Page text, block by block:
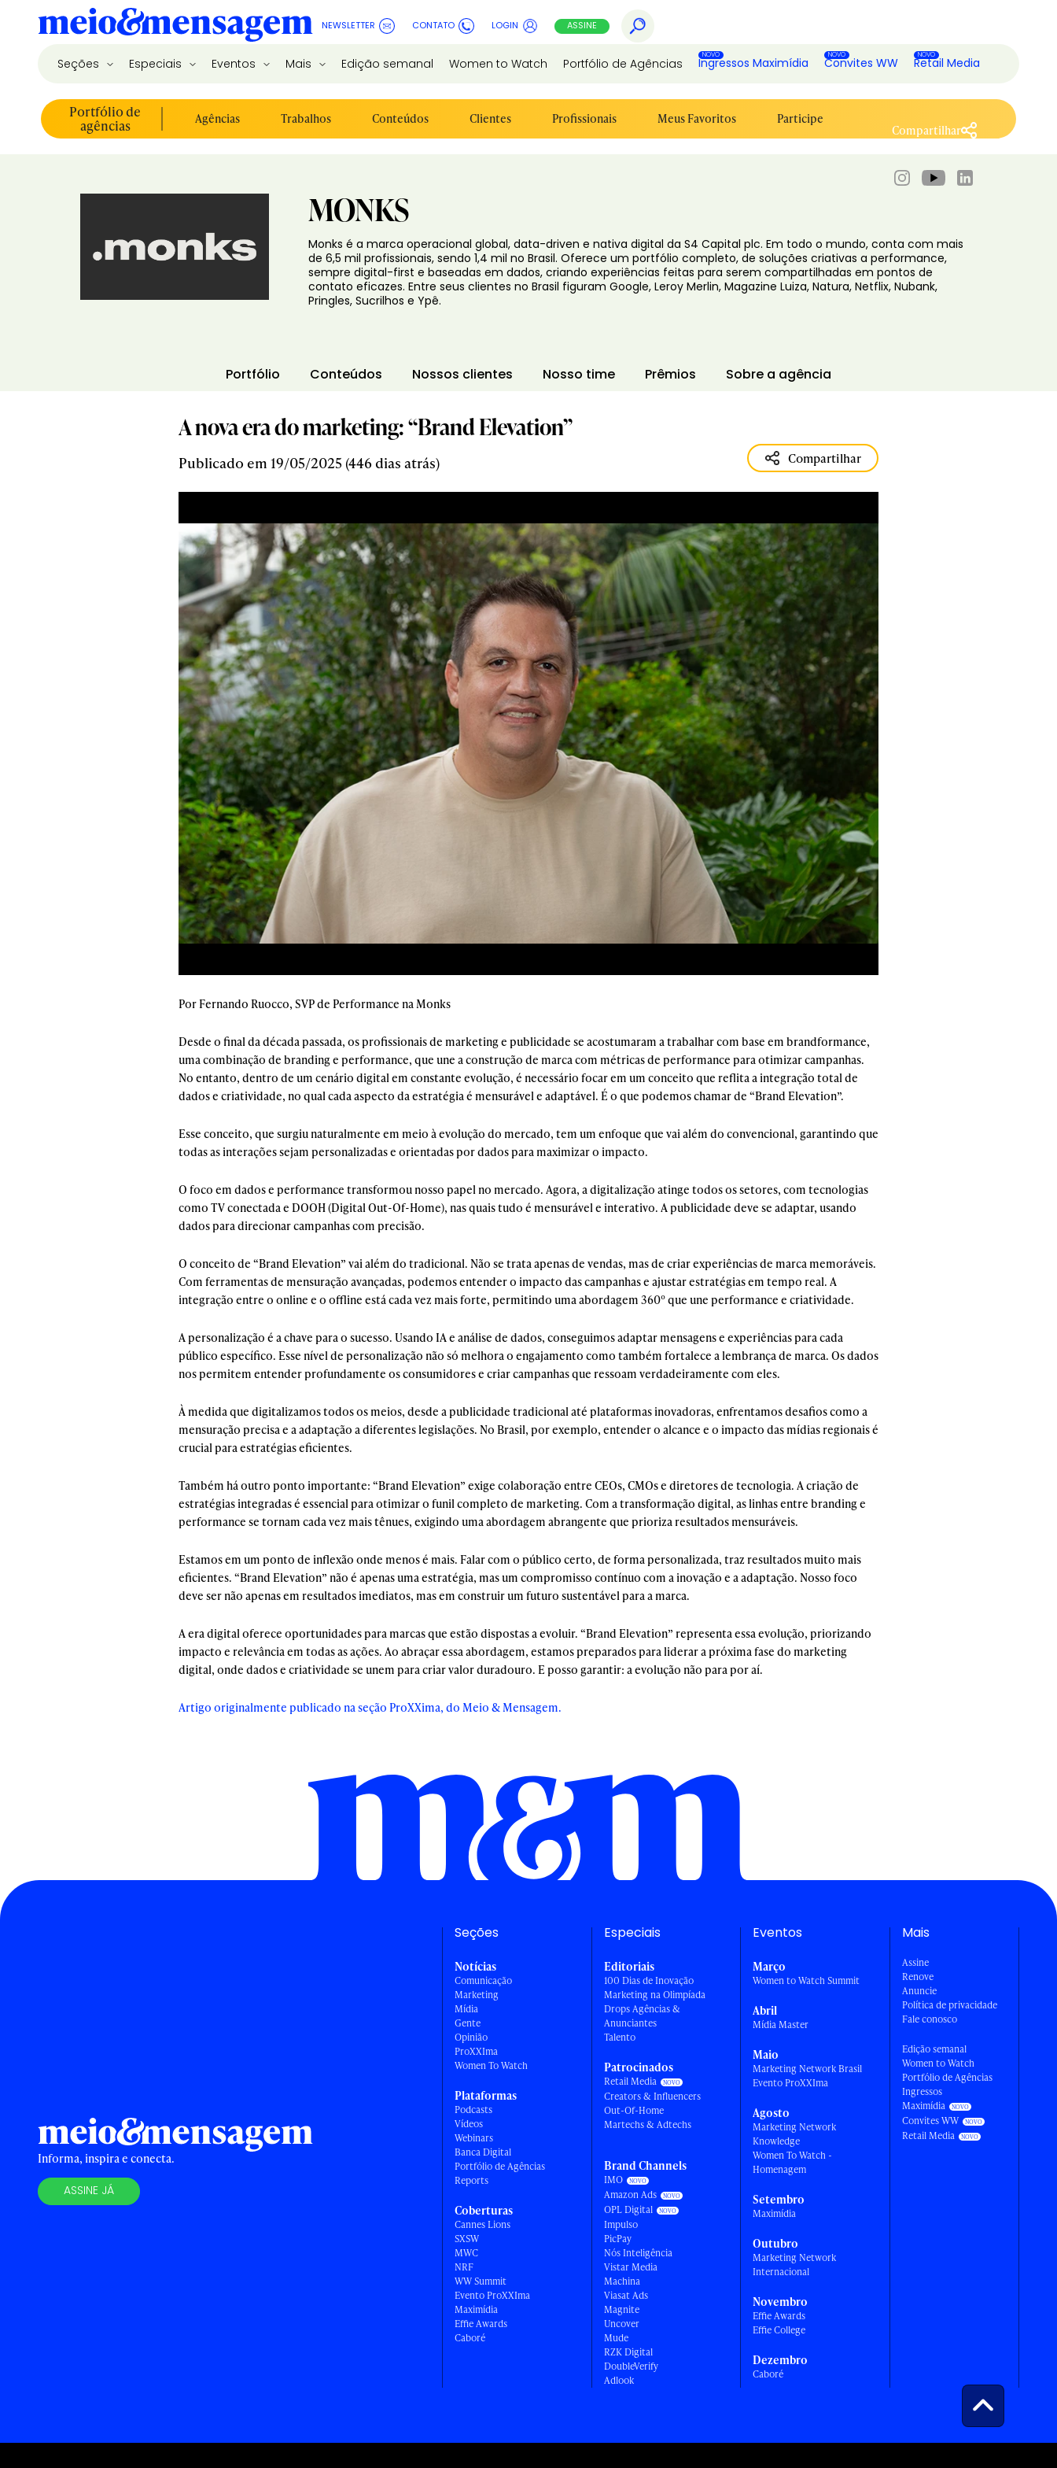
NEWSLETTER CONTATO LOGIN ASSINE
Seções Especiais Eventos Mais Edição semanal Women to Watch Portfólio de Agências Ingressos Maximídia Convites WW Retail Media
Portfólio de
agências Agências Trabalhos Conteúdos Clientes Profissionais Meus Favoritos Participe
Compartilhar
MONKS
Monks é a marca operacional global, data-driven e nativa digital da S4 Capital plc. Em todo o mundo, conta com mais
de 6,5 mil profissionais, sendo 1,4 mil no Brasil. Oferece um portfólio completo, de soluções criativas a performance,
sempre digital-first e baseadas em dados, criando experiências feitas para serem compartilhadas em pontos de
contato eficazes. Entre seus clientes no Brasil figuram Google, Leroy Merlin, Magazine Luiza, Natura, Netflix, Nubank,
Pringles, Sucrilhos e Ypê.
Portfólio Conteúdos Nossos clientes Nosso time Prêmios Sobre a agência
A nova era do marketing: “Brand Elevation”
Publicado em 19/05/2025 (446 dias atrás) Compartilhar
Por Fernando Ruocco, SVP de Performance na Monks
Desde o final da década passada, os profissionais de marketing e publicidade se acostumaram a trabalhar com base em brandformance,
uma combinação de branding e performance, que une a construção de marca com métricas de performance para otimizar campanhas.
No entanto, dentro de um cenário digital em constante evolução, é necessário focar em um conceito que reflita a integração total de
dados e criatividade, no qual cada aspecto da estratégia é mensurável e adaptável. É o que podemos chamar de “Brand Elevation”.
Esse conceito, que surgiu naturalmente em meio à evolução do mercado, tem um enfoque que vai além do convencional, garantindo que
todas as interações sejam personalizadas e orientadas por dados para maximizar o impacto.
O foco em dados e performance transformou nosso papel no mercado. Agora, a digitalização atinge todos os setores, com tecnologias
como TV conectada e DOOH (Digital Out-Of-Home), nas quais tudo é mensurável e interativo. A publicidade deve se adaptar, usando
dados para direcionar campanhas com precisão.
O conceito de “Brand Elevation” vai além do tradicional. Não se trata apenas de vendas, mas de criar experiências de marca memoráveis.
Com ferramentas de mensuração avançadas, podemos entender o impacto das campanhas e ajustar estratégias em tempo real. A
integração entre o online e o offline está cada vez mais forte, permitindo uma abordagem 360º que une performance e criatividade.
A personalização é a chave para o sucesso. Usando IA e análise de dados, conseguimos adaptar mensagens e experiências para cada
público específico. Esse nível de personalização não só melhora o engajamento como também fortalece a lembrança de marca. Os dados
nos permitem entender profundamente os consumidores e criar campanhas que ressoam verdadeiramente com eles.
À medida que digitalizamos todos os meios, desde a publicidade tradicional até plataformas inovadoras, enfrentamos desafios como a
mensuração precisa e a adaptação a diferentes legislações. No Brasil, por exemplo, entender o alcance e o impacto das mídias regionais é
crucial para estratégias eficientes.
Também há outro ponto importante: “Brand Elevation” exige colaboração entre CEOs, CMOs e diretores de tecnologia. A criação de
estratégias integradas é essencial para otimizar o funil completo de marketing. Com a transformação digital, as linhas entre branding e
performance se tornam cada vez mais tênues, exigindo uma abordagem abrangente que prioriza resultados mensuráveis.
Estamos em um ponto de inflexão onde menos é mais. Falar com o público certo, de forma personalizada, traz resultados muito mais
eficientes. “Brand Elevation” não é apenas uma estratégia, mas um compromisso contínuo com a inovação e a adaptação. Nosso foco
deve ser não apenas em resultados imediatos, mas em construir um futuro sustentável para a marca.
A era digital oferece oportunidades para marcas que estão dispostas a evoluir. “Brand Elevation” representa essa evolução, priorizando
impacto e relevância em todas as ações. Ao abraçar essa abordagem, estamos preparados para liderar a próxima fase do marketing
digital, onde dados e criatividade se unem para criar valor duradouro. E posso garantir: a evolução não para por aí.
Artigo originalmente publicado na seção ProXXima, do Meio & Mensagem.
Informa, inspira e conecta.
ASSINE JÁ
Seções
Notícias
Comunicação
Marketing
Mídia
Gente
Opinião
ProXXIma
Women To Watch
Plataformas
Podcasts
Vídeos
Webinars
Banca Digital
Portfólio de Agências
Reports
Coberturas
Cannes Lions
SXSW
MWC
NRF
WW Summit
Evento ProXXIma
Maximídia
Effie Awards
Caboré
Especiais
Editoriais
100 Dias de Inovação
Marketing na Olimpíada
Drops Agências &
Anunciantes
Talento
Patrocinados
Retail Media
Creators & Influencers
Out-Of-Home
Martechs & Adtechs
Brand Channels
IMO
Amazon Ads
OPL Digital
Impulso
PicPay
Nós Inteligência
Vistar Media
Machina
Viasat Ads
Magnite
Uncover
Mude
RZK Digital
DoubleVerify
Adlook
Eventos
Março
Women to Watch Summit
Abril
Mídia Master
Maio
Marketing Network Brasil
Evento ProXXIma
Agosto
Marketing Network
Knowledge
Women To Watch -
Homenagem
Setembro
Maximídia
Outubro
Marketing Network
Internacional
Novembro
Effie Awards
Effie College
Dezembro
Caboré
Mais
Assine
Renove
Anuncie
Política de privacidade
Fale conosco
Edição semanal
Women to Watch
Portfólio de Agências
Ingressos
Maximídia
Convites WW
Retail Media